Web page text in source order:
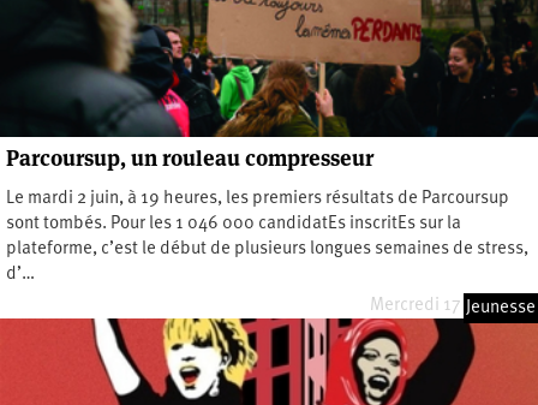
Parcoursup, un rouleau compresseur
Le mardi 2 juin, à 19 heures, les premiers résultats de Parcoursup
sont tombés. Pour les 1 046 000 candidatEs inscritEs sur la
plateforme, c’est le début de plusieurs longues semaines de stress,
d’…
Mercredi 17 juin 2026
Jeunesse